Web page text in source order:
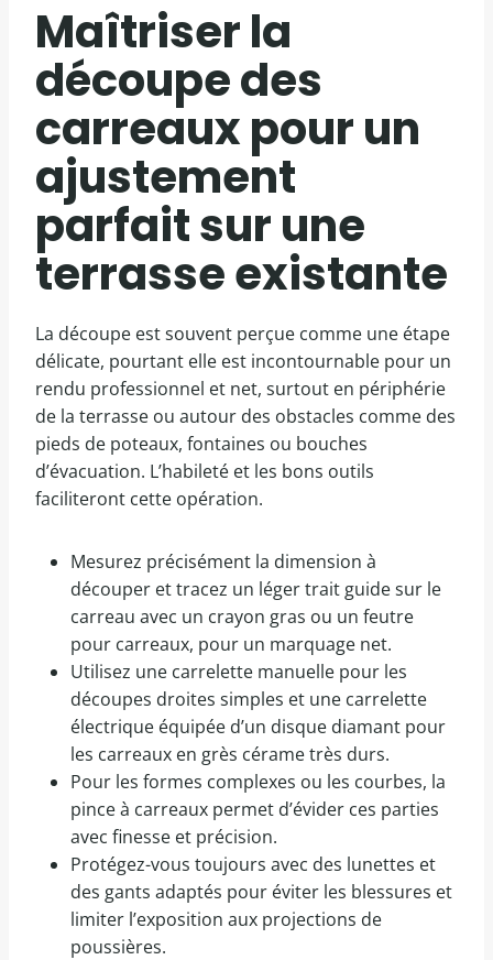
Maîtriser la
découpe des
carreaux pour un
ajustement
parfait sur une
terrasse existante
La découpe est souvent perçue comme une étape
délicate, pourtant elle est incontournable pour un
rendu professionnel et net, surtout en périphérie
de la terrasse ou autour des obstacles comme des
pieds de poteaux, fontaines ou bouches
d’évacuation. L’habileté et les bons outils
faciliteront cette opération.
Mesurez précisément la dimension à
découper et tracez un léger trait guide sur le
carreau avec un crayon gras ou un feutre
pour carreaux, pour un marquage net.
Utilisez une carrelette manuelle pour les
découpes droites simples et une carrelette
électrique équipée d’un disque diamant pour
les carreaux en grès cérame très durs.
Pour les formes complexes ou les courbes, la
pince à carreaux permet d’évider ces parties
avec finesse et précision.
Protégez-vous toujours avec des lunettes et
des gants adaptés pour éviter les blessures et
limiter l’exposition aux projections de
poussières.